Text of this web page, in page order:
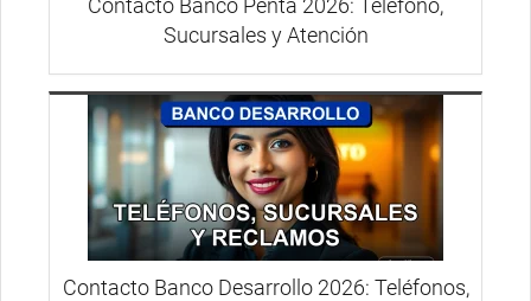
Contacto Banco Penta 2026: Teléfono,
Sucursales y Atención
Contacto Banco Desarrollo 2026: Teléfonos,